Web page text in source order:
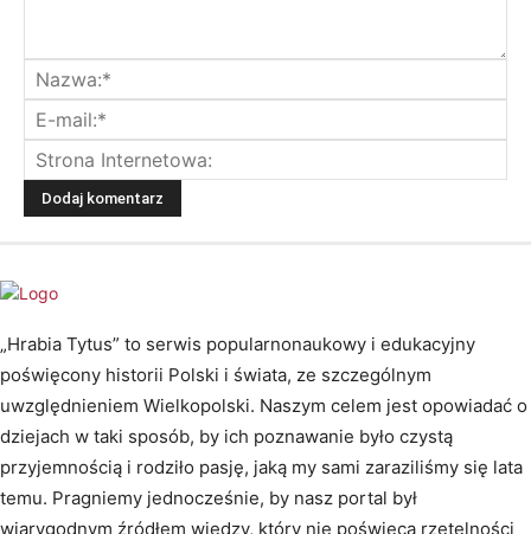
„Hrabia Tytus” to serwis popularnonaukowy i edukacyjny
poświęcony historii Polski i świata, ze szczególnym
uwzględnieniem Wielkopolski. Naszym celem jest opowiadać o
dziejach w taki sposób, by ich poznawanie było czystą
przyjemnością i rodziło pasję, jaką my sami zaraziliśmy się lata
temu. Pragniemy jednocześnie, by nasz portal był
wiarygodnym źródłem wiedzy, który nie poświęca rzetelności